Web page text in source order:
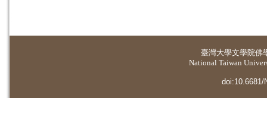
臺灣大學文學院佛
National Taiwan
doi:10.6681/